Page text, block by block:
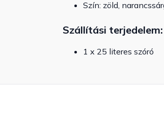
Szín: zöld,
Szállítási terjedelem:
1 x 25 literes szóró